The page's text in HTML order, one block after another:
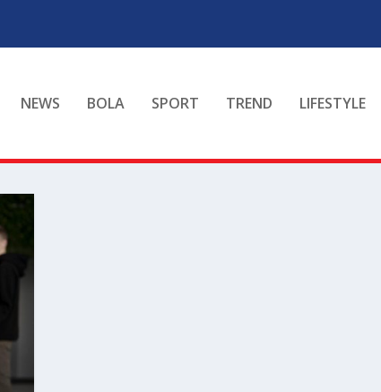
NEWS BOLA SPORT TREND LIFESTYLE